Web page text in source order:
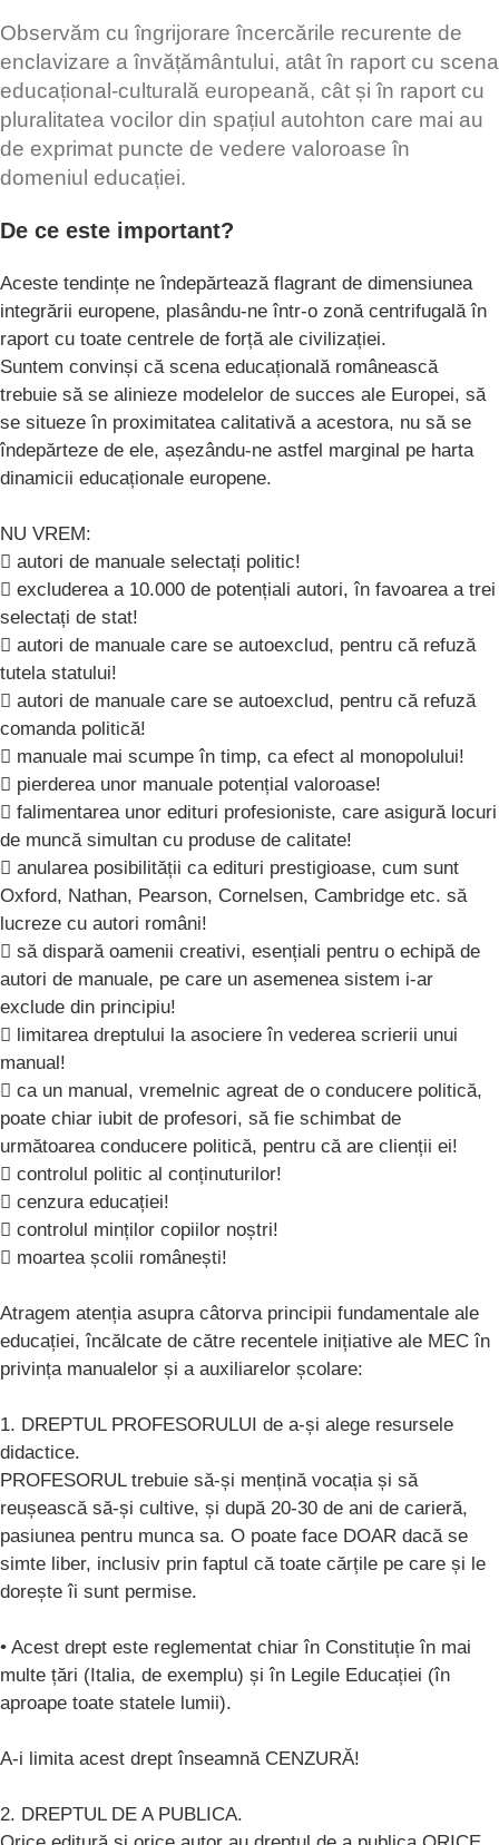
Observăm cu îngrijorare încercările recurente de
enclavizare a învățământului, atât în raport cu scena
educațional-culturală europeană, cât și în raport cu
pluralitatea vocilor din spațiul autohton care mai au
de exprimat puncte de vedere valoroase în
domeniul educației.
De ce este important?
Aceste tendințe ne îndepărtează flagrant de dimensiunea
integrării europene, plasându-ne într-o zonă centrifugală în
raport cu toate centrele de forță ale civilizației.
Suntem convinși că scena educațională românească
trebuie să se alinieze modelelor de succes ale Europei, să
se situeze în proximitatea calitativă a acestora, nu să se
îndepărteze de ele, așezându-ne astfel marginal pe harta
dinamicii educaționale europene.
NU VREM:
 autori de manuale selectați politic!
 excluderea a 10.000 de potențiali autori, în favoarea a trei
selectați de stat!
 autori de manuale care se autoexclud, pentru că refuză
tutela statului!
 autori de manuale care se autoexclud, pentru că refuză
comanda politică!
 manuale mai scumpe în timp, ca efect al monopolului!
 pierderea unor manuale potențial valoroase!
 falimentarea unor edituri profesioniste, care asigură locuri
de muncă simultan cu produse de calitate!
 anularea posibilității ca edituri prestigioase, cum sunt
Oxford, Nathan, Pearson, Cornelsen, Cambridge etc. să
lucreze cu autori români!
 să dispară oamenii creativi, esențiali pentru o echipă de
autori de manuale, pe care un asemenea sistem i-ar
exclude din principiu!
 limitarea dreptului la asociere în vederea scrierii unui
manual!
 ca un manual, vremelnic agreat de o conducere politică,
poate chiar iubit de profesori, să fie schimbat de
următoarea conducere politică, pentru că are clienții ei!
 controlul politic al conținuturilor!
 cenzura educației!
 controlul minților copiilor noștri!
 moartea școlii românești!
Atragem atenția asupra câtorva principii fundamentale ale
educației, încălcate de către recentele inițiative ale MEC în
privința manualelor și a auxiliarelor școlare:
1. DREPTUL PROFESORULUI de a-și alege resursele
didactice.
PROFESORUL trebuie să-și mențină vocația și să
reușească să-și cultive, și după 20-30 de ani de carieră,
pasiunea pentru munca sa. O poate face DOAR dacă se
simte liber, inclusiv prin faptul că toate cărțile pe care și le
dorește îi sunt permise.
• Acest drept este reglementat chiar în Constituție în mai
multe țări (Italia, de exemplu) și în Legile Educației (în
aproape toate statele lumii).
A-i limita acest drept înseamnă CENZURĂ!
2. DREPTUL DE A PUBLICA.